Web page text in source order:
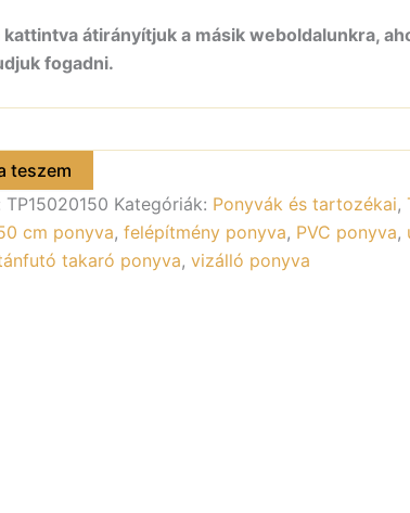
átirányítjuk a másik weboldalunkra,
fogadni.
teszem
TP15020150 Kategóriák: Ponyvák és tartozékai,
cm ponyva, felépítmény ponyva, PVC ponyva,
takaró ponyva, vizálló ponyva